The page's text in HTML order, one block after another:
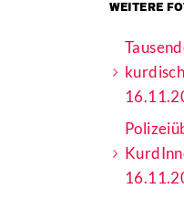
WEITERE